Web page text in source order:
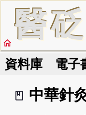
醫砭
home
資料庫 電子
book_2
中華針